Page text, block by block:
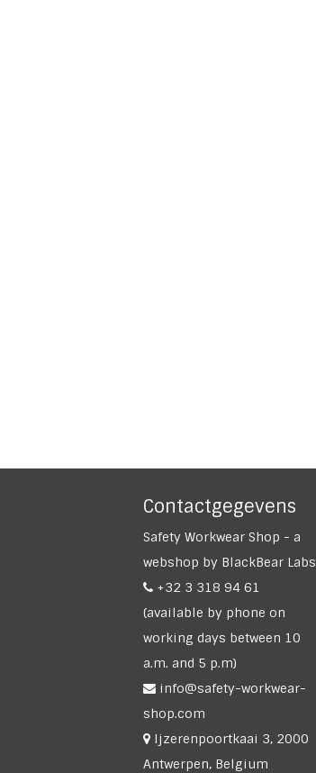
Contactgegevens
Safety Workwear Shop - a
webshop by BlackBear Labs
+32 3 318 94 61
(available by phone on
working days between 10
a.m. and 5 p.m)
info@safety-workwear-
shop.com
Ijzerenpoortkaai 3, 2000
Antwerpen, Belgium